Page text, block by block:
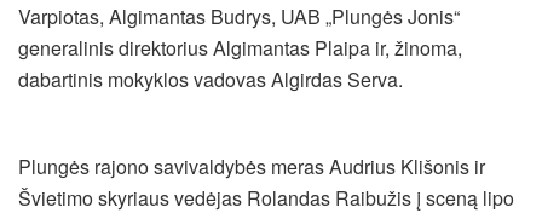
Varpiotas, Algimantas Budrys, UAB „Plungės Jonis“
generalinis direktorius Algimantas Plaipa ir, žinoma,
dabartinis mokyklos vadovas Algirdas Serva.
Plungės rajono savivaldybės meras Audrius Klišonis ir
Švietimo skyriaus vedėjas Rolandas Raibužis į sceną lipo